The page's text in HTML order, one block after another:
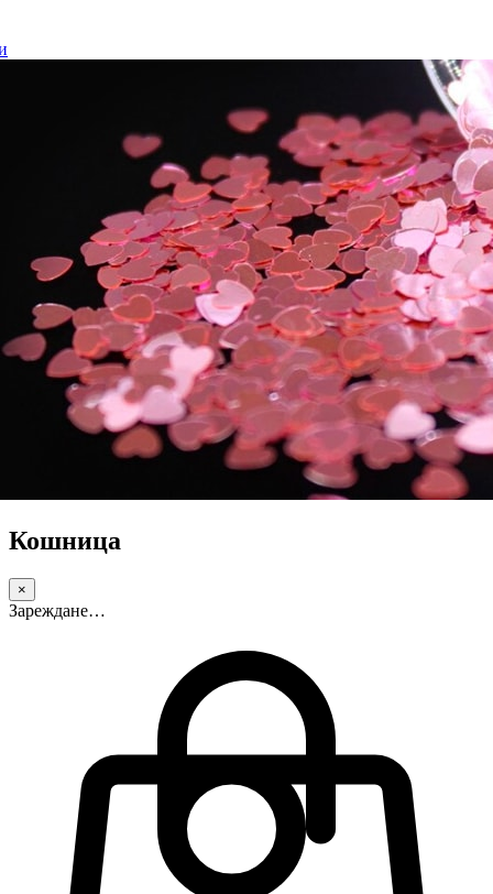
Кошница
×
Зареждане…